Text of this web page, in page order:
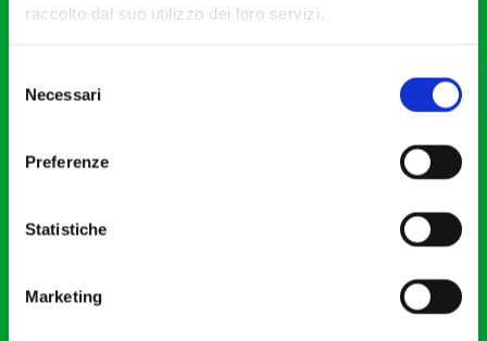
raccolto dal suo utilizzo dei loro servizi.
delNecessari
Preferenze
Statistiche
Marketing
Via S. Giovanni sul Muro, 2
Cod. Fisc. 80078650159